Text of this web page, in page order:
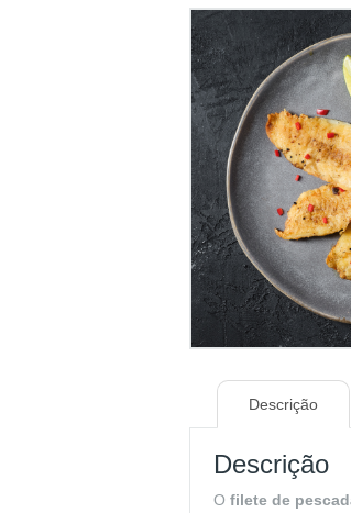
Descrição
Descrição
O filete de